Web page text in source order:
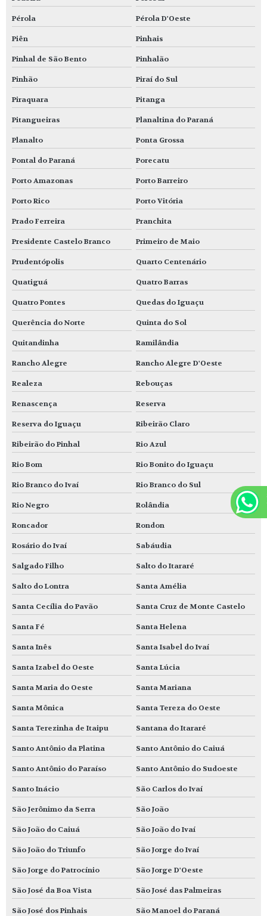
Pérola Pérola D'Oeste
Piên Pinhais
Pinhal de São Bento Pinhalão
Pinhão Piraí do Sul
Piraquara Pitanga
Pitangueiras Planaltina do Paraná
Planalto Ponta Grossa
Pontal do Paraná Porecatu
Porto Amazonas Porto Barreiro
Porto Rico Porto Vitória
Prado Ferreira Pranchita
Presidente Castelo Branco Primeiro de Maio
Prudentópolis Quarto Centenário
Quatiguá Quatro Barras
Quatro Pontes Quedas do Iguaçu
Querência do Norte Quinta do Sol
Quitandinha Ramilândia
Rancho Alegre Rancho Alegre D'Oeste
Realeza Rebouças
Renascença Reserva
Reserva do Iguaçu Ribeirão Claro
Ribeirão do Pinhal Rio Azul
Rio Bom Rio Bonito do Iguaçu
Rio Branco do Ivaí Rio Branco do Sul
Rio Negro Rolândia
Roncador Rondon
Rosário do Ivaí Sabáudia
Salgado Filho Salto do Itararé
Salto do Lontra Santa Amélia
Santa Cecília do Pavão Santa Cruz de Monte Castelo
Santa Fé Santa Helena
Santa Inês Santa Isabel do Ivaí
Santa Izabel do Oeste Santa Lúcia
Santa Maria do Oeste Santa Mariana
Santa Mônica Santa Tereza do Oeste
Santa Terezinha de Itaipu Santana do Itararé
Santo Antônio da Platina Santo Antônio do Caiuá
Santo Antônio do Paraíso Santo Antônio do Sudoeste
Santo Inácio São Carlos do Ivaí
São Jerônimo da Serra São João
São João do Caiuá São João do Ivaí
São João do Triunfo São Jorge do Ivaí
São Jorge do Patrocínio São Jorge D'Oeste
São José da Boa Vista São José das Palmeiras
São José dos Pinhais São Manoel do Paraná